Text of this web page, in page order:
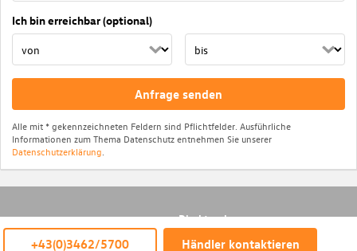
+43(0)3462/5700 Händler kontaktieren
Ich bin erreichbar (optional)
Anfrage senden
Alle mit * gekennzeichneten Feldern sind Pflichtfelder. Ausführliche
Informationen zum Thema Datenschutz entnehmen Sie unserer
Datenschutzerklärung.
Direktsuche